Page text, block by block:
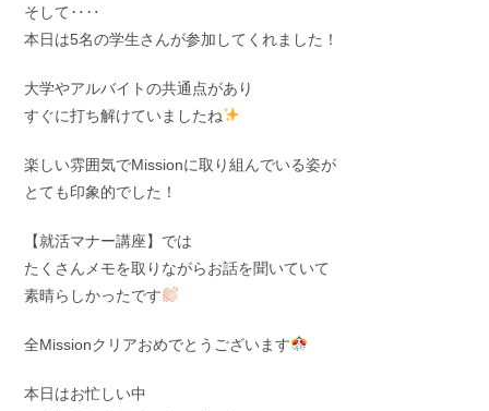
そして‥‥
本日は5名の学生さんが参加してくれました！
大学やアルバイトの共通点があり
すぐに打ち解けていましたね
楽しい雰囲気でMissionに取り組んでいる姿が
とても印象的でした！
【就活マナー講座】では
たくさんメモを取りながらお話を聞いていて
素晴らしかったです
全Missionクリアおめでとうございます
本日はお忙しい中